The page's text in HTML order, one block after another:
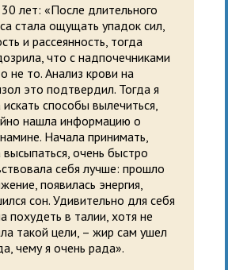
лет: «После длительного
стала ощущать упадок сил,
и рассеянность, тогда
что с надпочечниками
не то. Анализ крови на
это подтвердил. Тогда я
искать способы вылечиться,
нашла информацию о
Начала принимать,
высыпаться, очень быстро
себя лучше: прошло
появилась энергия,
сон. Удивительно для себя
похудеть в талии, хотя не
такой цели, – жир сам ушел
чему я очень рада».